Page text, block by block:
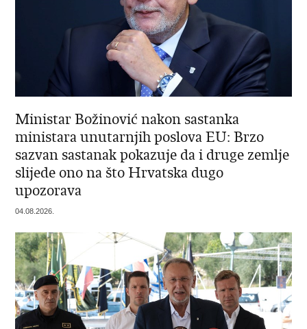
Ministar Božinović nakon sastanka
ministara unutarnjih poslova EU: Brzo
sazvan sastanak pokazuje da i druge zemlje
slijede ono na što Hrvatska dugo
upozorava
04.08.2026.